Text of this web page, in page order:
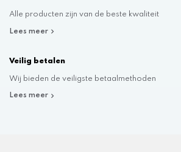
Alle producten zijn van de beste kwaliteit
Lees meer
Veilig betalen
Wij bieden de veiligste betaalmethoden
Lees meer